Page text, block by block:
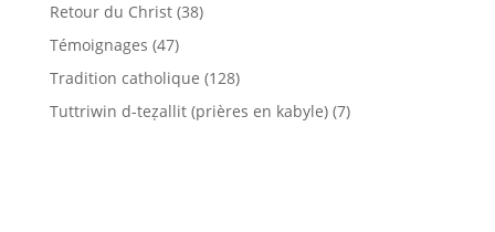
Retour du Christ(38)
Témoignages (47)
Tradition catholique (128)
Tuttriwin d-teẓallit (prières en kabyle)(7)